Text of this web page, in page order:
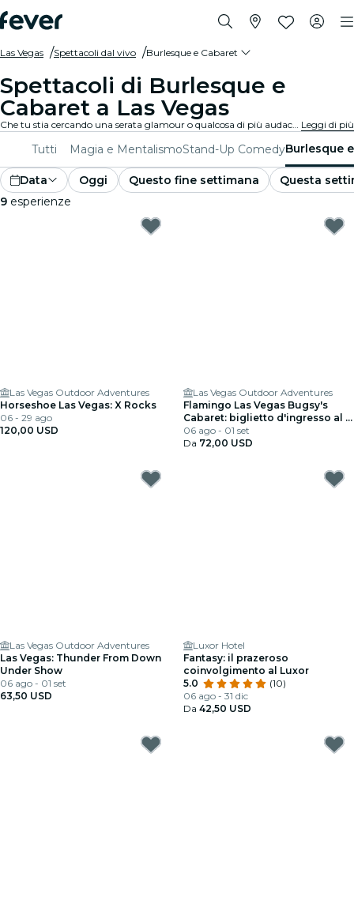
Las Vegas Spettacoli dal vivo Burlesque e Cabaret
Spettacoli di Burlesque e
Cabaret a Las Vegas
Che tu stia cercando una serata glamour o qualcosa di più audace, scopri dai burlesque tradizionali agli spettacoli di cabaret contemporanei a Las Vegas, e goditi un'esperienza unica e divertente. Leggi di più
Tutti Magia e MentalismoStand-Up ComedyBurlesque
Data Oggi Questo fine settimana
Questa
9 esperienze
Las Vegas Outdoor Adventures
Horseshoe Las Vegas: X Rocks
06 - 29 ago
120,00 USD
Las Vegas Outdoor Adventures
Flamingo Las Vegas Bugsy's
Cabaret: biglietto d'ingresso al X
Burlesque Show
06 ago - 01 set
Da 72,00 USD
Las Vegas Outdoor Adventures
Las Vegas: Thunder From Down
Under Show
06 ago - 01 set
63,50 USD
Luxor Hotel
Fantasy: il prazeroso
coinvolgimento al Luxor
5.0
(10)
06 ago - 31 dic
Da 42,50 USD